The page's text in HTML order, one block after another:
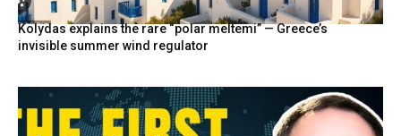
Kolydas explains the rare “polar meltemi” — Greece’s
invisible summer wind regulator